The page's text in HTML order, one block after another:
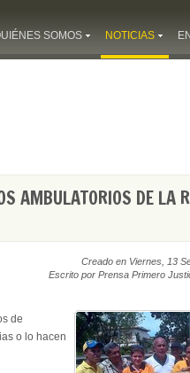
SOMOS NOTICIAS
AMBULATORIOS DE LA
Creado en Viernes, 13
Escrito por Prensa Primero
de
o lo hacen